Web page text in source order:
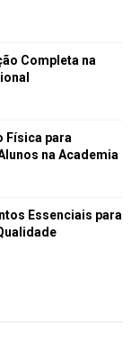
Completa na
Física para
na Academia
Essenciais para